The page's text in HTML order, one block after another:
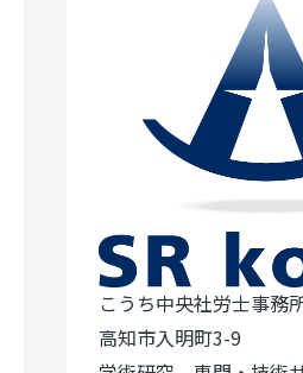
こうち中央社労士事務
高知市入明町3-9